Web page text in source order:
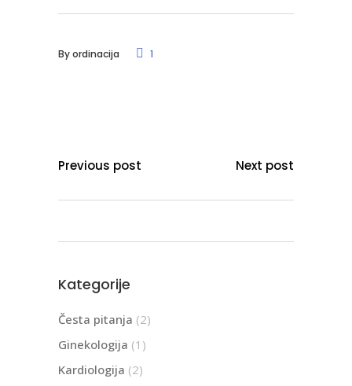
Byordinacija 1
Previous post Next post
Kategorije
Česta pitanja (2)
Ginekologija (1)
Kardiologija (2)